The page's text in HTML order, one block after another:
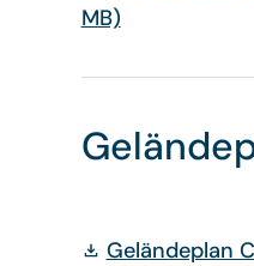
MB)
Geländeplan